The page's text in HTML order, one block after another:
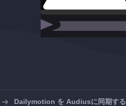
Dailymotion を Audiusに同期する